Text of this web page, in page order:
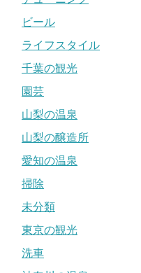
ビール
ライフスタイル
千葉の観光
園芸
山梨の温泉
山梨の醸造所
愛知の温泉
掃除
未分類
東京の観光
洗車